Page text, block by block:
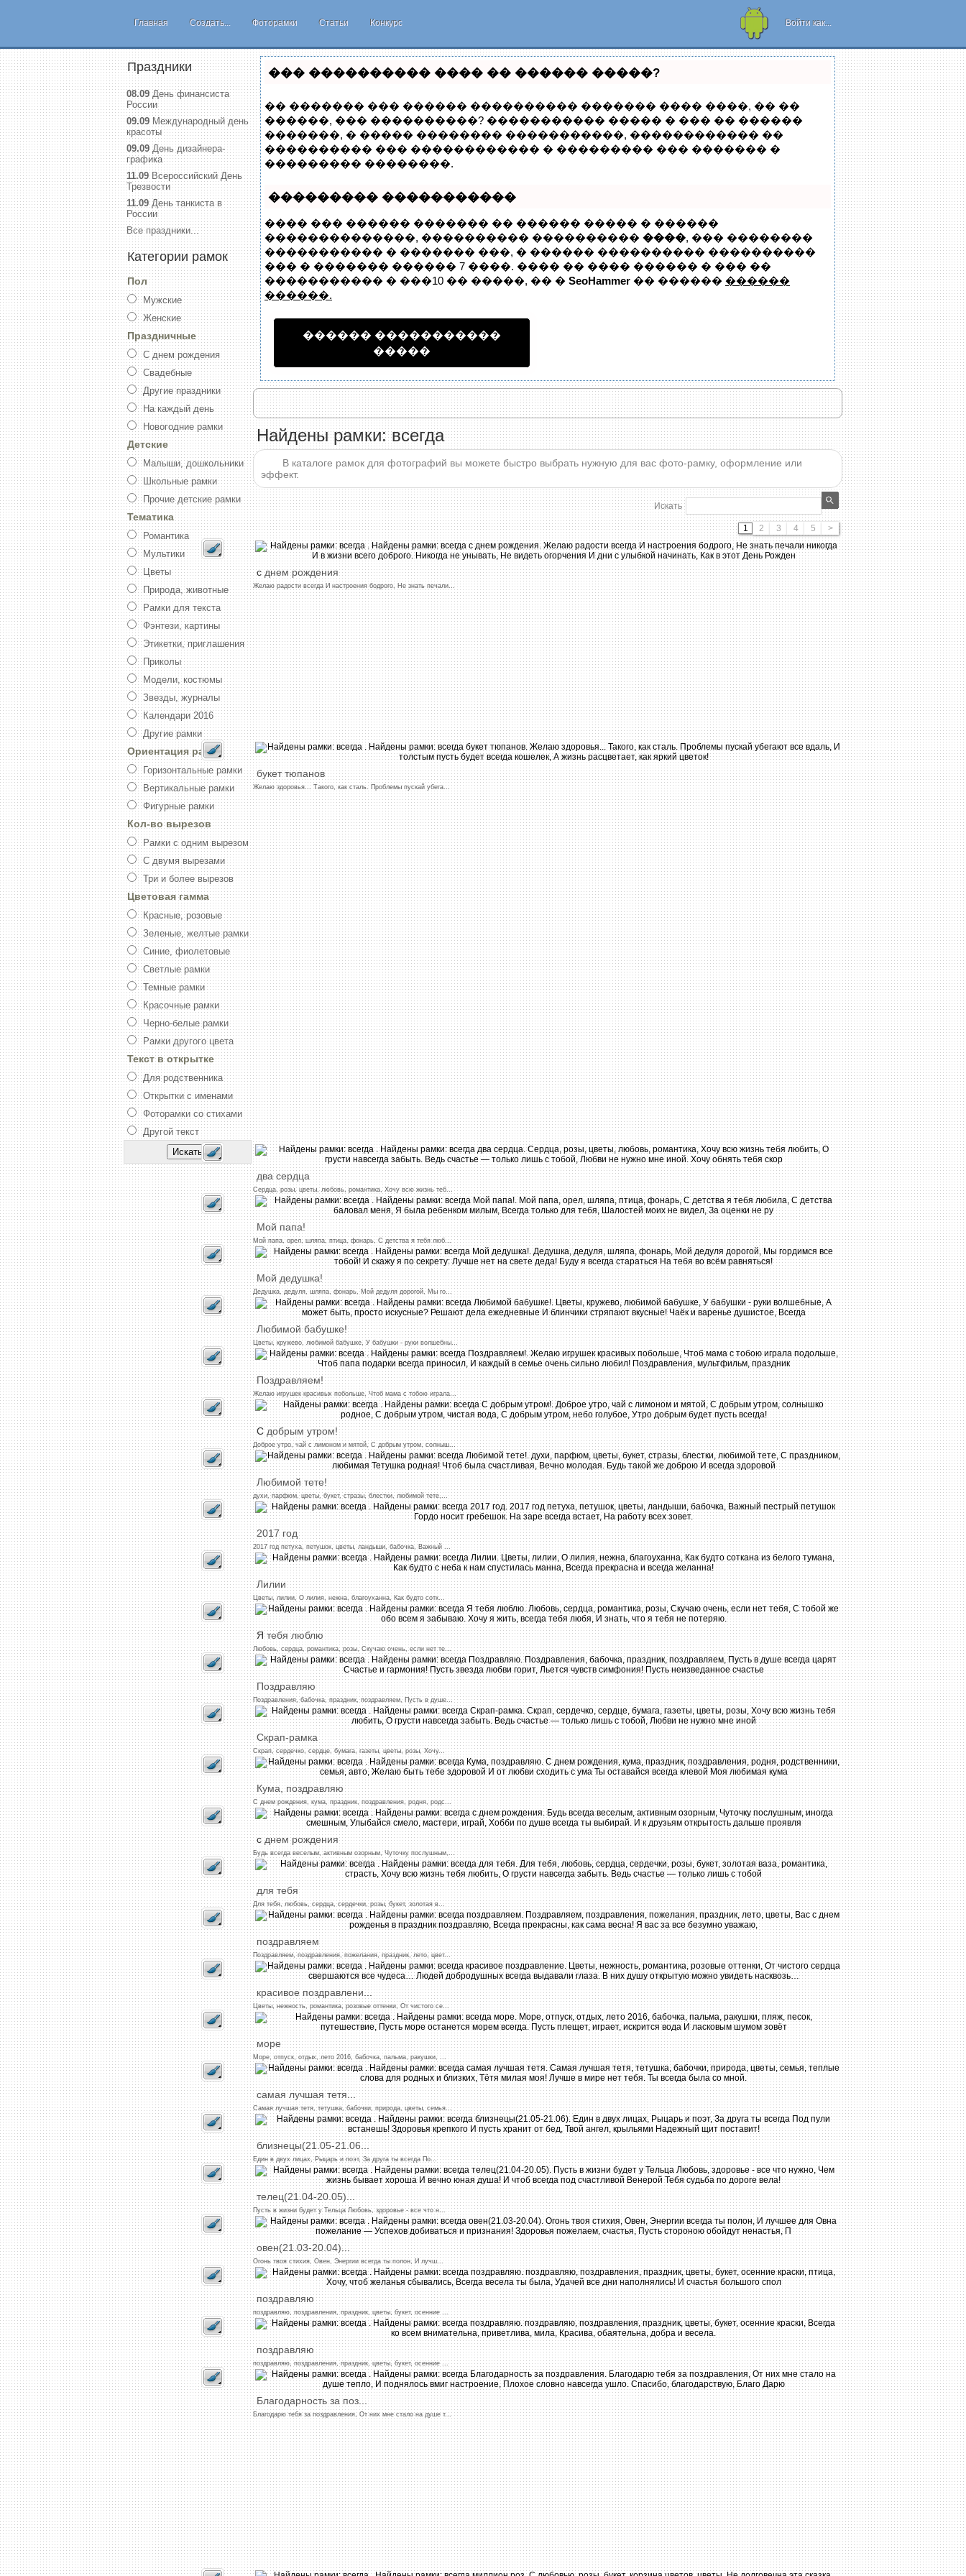
Главная Создать... Фоторамки Статьи Конкурс Войти как...
телефона или
Праздники
08.09День финансиста
России
09.09Международный день
красоты
09.09День дизайнера-
графика
11.09Всероссийский День
Трезвости
11.09День танкиста в
России
Все праздники...
Категории рамок
Пол
Мужские
Женские
Праздничные
С днем рождения
Свадебные
Другие праздники
На каждый день
Новогодние рамки
Детские
Малыши, дошкольники
Школьные рамки
Прочие детские рамки
Тематика
Романтика
Мультики
Цветы
Природа, животные
Рамки для текста
Фэнтези, картины
Этикетки, приглашения
Приколы
Модели, костюмы
Звезды, журналы
Календари 2016
Другие рамки
Ориентация рамки
Горизонтальные рамки
Вертикальные рамки
Фигурные рамки
Кол-во вырезов
Рамки с одним вырезом
С двумя вырезами
Три и более вырезов
Цветовая гамма
Красные, розовые
Зеленые, желтые рамки
Синие, фиолетовые
Светлые рамки
Темные рамки
Красочные рамки
Черно-белые рамки
Рамки другого цвета
Текст в открытке
Для родственника
Открытки с именами
Фоторамки со стихами
Другой текст
��� ���������� ���� �� ������ �����?
�� ������� ��� ������ ���������� ������� ���� ����, �� ��
������, ��� ����������? ����������� ����� � ��� �� ������
�������, � ����� �������� �����������, ������������ ��
���������� ��� ������������ � ��������� ��� ������� �
��������� ��������.
��������� �����������
���� ��� ������ ������� �� ������ ����� � ������
��������������, ���������� ���������� ����, ��� ��������
����������� � ������� ���, � ������ ���������� ����������
��� � ������� ������ 7 ����. ���� �� ���� ������ � ��� ��
����������� � ���10 �� �����, �� � SeoHammer �� ������ ������
������.
������ �����������
�����
Найдены рамки: всегда
В каталоге рамок для фотографий вы можете быстро выбрать нужную для вас фото-рамку, оформление или
эффект.
Искать
1 2 3 4 5 >
сднем рождения
Желаю радости всегда Инастроения бодрого, Не знать печали...
букет тюпанов
Желаю здоровья... Такого, как сталь. Проблемы пускай убега ...
два сердца
Сердца, розы, цветы, любовь, романтика, Хочу всю жизнь теб ...
Мой папа!
Мой папа, орел, шляпа, птица, фонарь, С детства я тебя люб...
Мой дедушка!
Дедушка, дедуля, шляпа, фонарь, Мой дедуля дорогой, Мы го...
Любимой бабушке!
Цветы, кружево, любимой бабушке, Убабушки - руки волшебны...
Поздравляем!
Желаю игрушек красивых побольше, Чтоб мама стобою играла ...
Сдобрым утром!
Доброе утро, чай слимоном имятой, С добрым утром, солныш ...
Любимой тете!
духи, парфюм, цветы, букет, стразы, блестки, любимой тете, ...
2017 год
2017 год петуха, петушок, цветы, ландыши, бабочка, Важный...
Лилии
Цветы, лилии, О лилия, нежна, благоуханна, Как будто сотк ...
Ятебя люблю
Любовь, сердца, романтика, розы, Скучаю очень, если нет те...
Поздравляю
Поздравления, бабочка, праздник, поздравляем, Пустьв душе ...
Скрап-рамка
Скрап, сердечко, сердце, бумага, газеты, цветы, розы, Хочу...
Кума, поздравляю
С днем рождения, кума, праздник, поздравления, родня, родс ...
сднем рождения
Будь всегда веселым, активным озорным, Чуточку послушным, ...
для тебя
Для тебя, любовь, сердца, сердечки, розы, букет, золотая в...
поздравляем
Поздравляем, поздравления, пожелания, праздник, лето, цвет...
красивое поздравлени...
Цветы, нежность, романтика, розовые оттенки, От чистого се...
море
Море, отпуск, отдых, лето 2016, бабочка, пальма, ракушки, ...
самая лучшая тетя...
Самая лучшая тетя, тетушка, бабочки, природа, цветы, семья...
близнецы(21.05-21.06...
Един в двух лицах, Рыцарь ипоэт, За друга ты всегда По...
телец(21.04-20.05)...
Пусть в жизни будету Тельца Любовь, здоровье - все чтон...
овен(21.03-20.04)...
Огонь твоя стихия, Овен, Энергии всегда ты полон, И лучш...
поздравляю
поздравляю, поздравления, праздник, цветы, букет, осенние...
поздравляю
поздравляю, поздравления, праздник, цветы, букет, осенние...
Благодарность за поз...
Благодарю тебя за поздравления, От них мне стало на душе т...